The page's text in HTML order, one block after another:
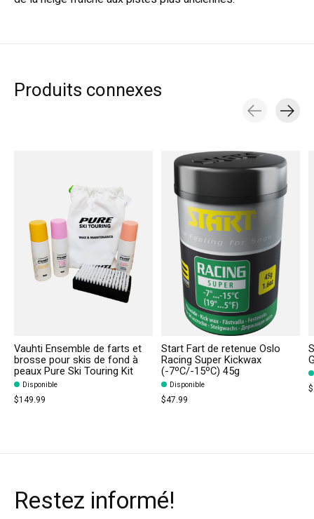
Produits connexes
Vauhti Ensemble de farts et
brosse pour skis de fond à
peaux Pure Ski Touring Kit
Disponible
$149.99
Start Fart de retenue Oslo
Racing Super Kickwax
(-7ºC/-15ºC) 45g
Disponible
$47.99
Restez informé!